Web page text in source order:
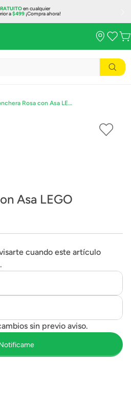
en cualquier
a$499¡Compra ahora!
Lonchera Rosa con Asa LEGO 40240009
Asa LEGO
cuando este artículo